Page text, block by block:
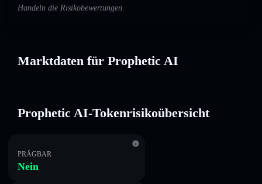
Handeln die Risikobewertungen.
Marktdaten für Prophetic AI
Prophetic AI-Tokenrisikoübersicht
PRÄGBAR
Nein